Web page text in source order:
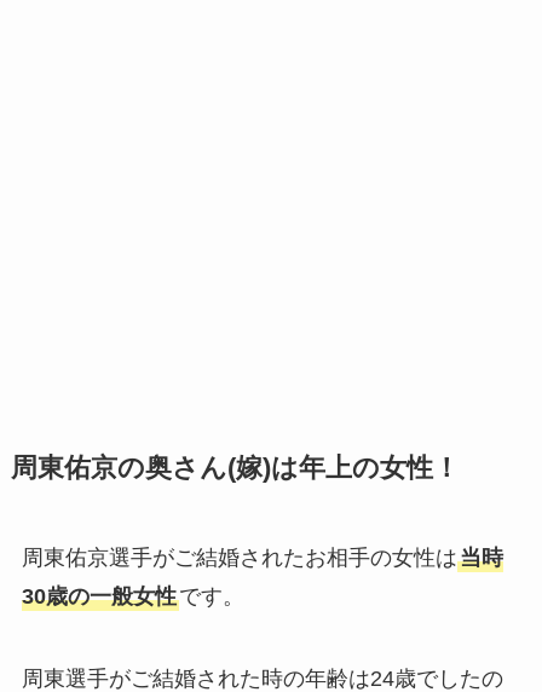
周東佑京の奥さん(嫁)は年上の女性！
周東佑京選手がご結婚されたお相手の女性は当時
30歳の一般女性です。
周東選手がご結婚された時の年齢は24歳でしたの